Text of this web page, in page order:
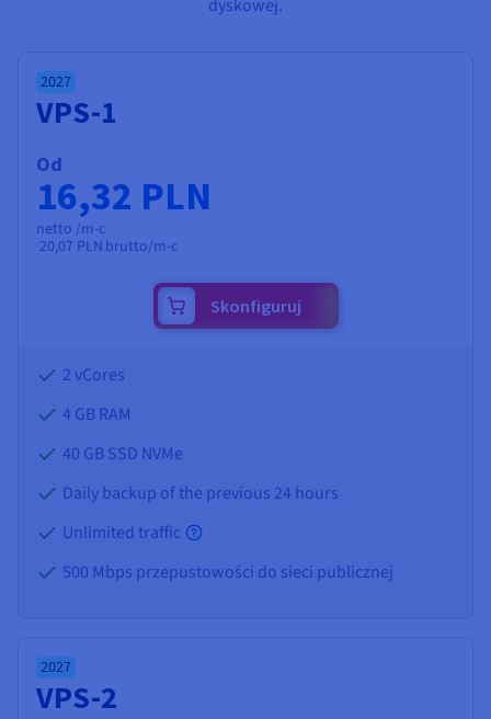
Dokumentacja
Roadmap & Changelog
Roadmap & Changelog
dyskowej.
2027
VPS-1
Od
16,32 PLN
netto /m-c
20,07 PLN brutto/m-c
Skonfiguruj
2 vCores
4 GBRAM
40 GB SSD NVMe
Daily backup of the previous 24 hours
Unlimited traffic
500 Mbps przepustowości do sieci publicznej
2027
VPS-2